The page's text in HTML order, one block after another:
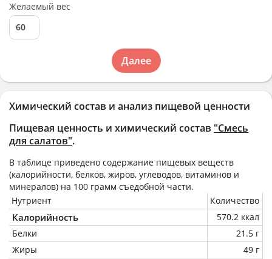
Химический состав и анализ пищевой ценности
Пищевая ценность и химический состав "Смесь
для салатов".
В таблице приведено содержание пищевых веществ
(калорийности, белков, жиров, углеводов, витаминов и
минералов) на 100 грамм съедобной части.
Нутриент
Количество
Калорийность
570.2 ккал
Белки
21.5 г
Жиры
49 г
Желаемый вес
Далее